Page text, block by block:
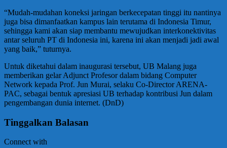
“Mudah-mudahan koneksi jaringan berkecepatan tinggi itu nantinya
juga bisa dimanfaatkan kampus lain terutama di Indonesia Timur,
sehingga kami akan siap membantu mewujudkan interkonektivitas
antar seluruh PT di Indonesia ini, karena ini akan menjadi jadi awal
yang baik,” tuturnya.
Untuk diketahui dalam inaugurasi tersebut, UB Malang juga
memberikan gelar Adjunct Profesor dalam bidang Computer
Network kepada Prof. Jun Murai, selaku Co-Director ARENA-
PAC, sebagai bentuk apresiasi UB terhadap kontribusi Jun dalam
pengembangan dunia internet. (DnD)
Tinggalkan Balasan
Connect with